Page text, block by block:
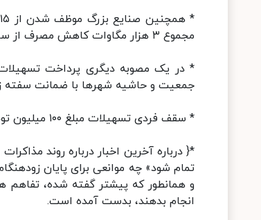
مجموع ۳ هزار مگاوات کاهش مصرف از ساعت ۱۲ تا ۲۱ داشته باشند.
جمعیت و حاشیه شهرها با ضمانت سفته زنجیره ای درسال ۱۴۰۰
* سقف فردی تسهیلات مبلغ ۱۰۰ میلیون تومان و سود سهم متقاضی برای تسهیلات ۵ درصد است.
*{ درباره آخرین اخبار درباره روند
تمام شود» چه موانعی برای پایان
و همانطور که پیشتر گفته شده، تفاهم
انجام بدهند، بدست آمده است.